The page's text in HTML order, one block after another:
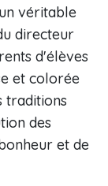
véritable
directeur
d'élèves
et colorée
traditions
des
et de